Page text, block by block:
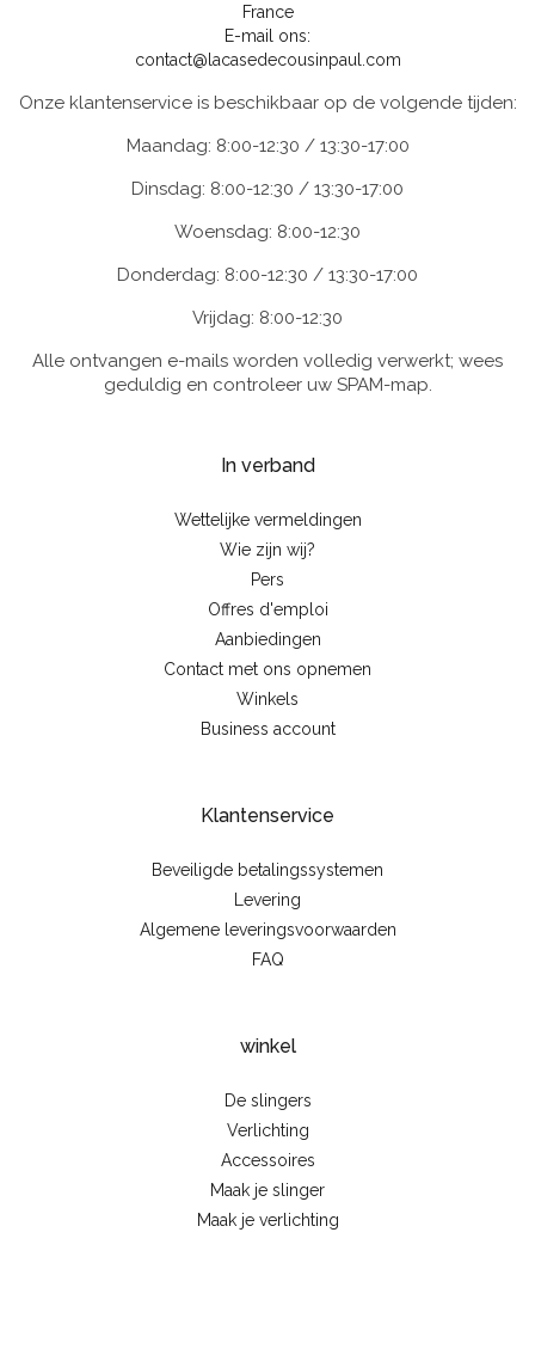
France
E-mail ons:
contact@lacasedecousinpaul.com
Onze klantenservice is beschikbaar op de volgende tijden:
Maandag: 8:00-12:30 / 13:30-17:00
Dinsdag: 8:00-12:30 / 13:30-17:00
Woensdag: 8:00-12:30
Donderdag: 8:00-12:30 / 13:30-17:00
Vrijdag: 8:00-12:30
Alle ontvangen e-mails worden volledig verwerkt; wees
geduldig en controleer uw SPAM-map.
In verband
Wettelijke vermeldingen
Wie zijn wij?
Pers
Offres d'emploi
Aanbiedingen
Contact met ons opnemen
Winkels
Business account
Klantenservice
Beveiligde betalingssystemen
Levering
Algemene leveringsvoorwaarden
FAQ
winkel
De slingers
Verlichting
Accessoires
Maak je slinger
Maak je verlichting